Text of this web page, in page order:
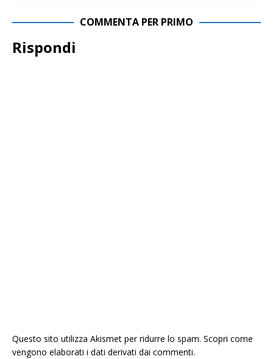
COMMENTA PER PRIMO
Rispondi
Questo sito utilizza Akismet per ridurre lo spam. Scopri come
vengono elaborati i dati derivati dai commenti.